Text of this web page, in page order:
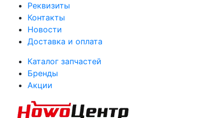
Реквизиты
Контакты
Новости
Доставка и оплата
Каталог запчастей
Бренды
Акции